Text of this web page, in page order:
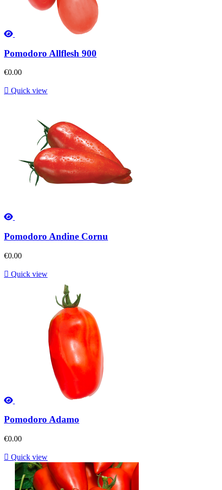
Pomodoro Allflesh 900
€0.00
 Quick view
Pomodoro Andine Cornu
€0.00
 Quick view
Pomodoro Adamo
€0.00
 Quick view